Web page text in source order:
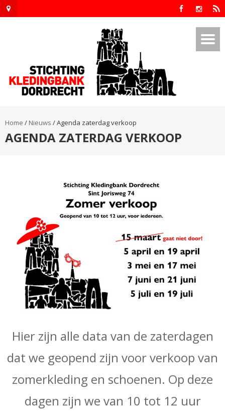
Home / Nieuws /Agenda zaterdag verkoop
AGENDA ZATERDAG VERKOOP
Hier zijn alle data van de zaterdagen
dat we geopend zijn voor verkoop van
zomerkleding en schoenen. Op deze
dagen zijn we van 10 tot 12 uur